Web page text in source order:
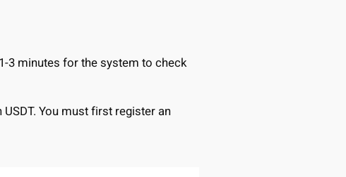
3 minutes for the system to check
You must first register an